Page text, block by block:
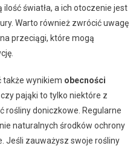
światła, a ich otoczenie jest
Warto również zwrócić uwagę
przeciągi, które mogą
także wynikiem obecności
pająki to tylko niektóre z
rośliny doniczkowe. Regularne
naturalnych środków ochrony
Jeśli zauważysz swoje rośliny